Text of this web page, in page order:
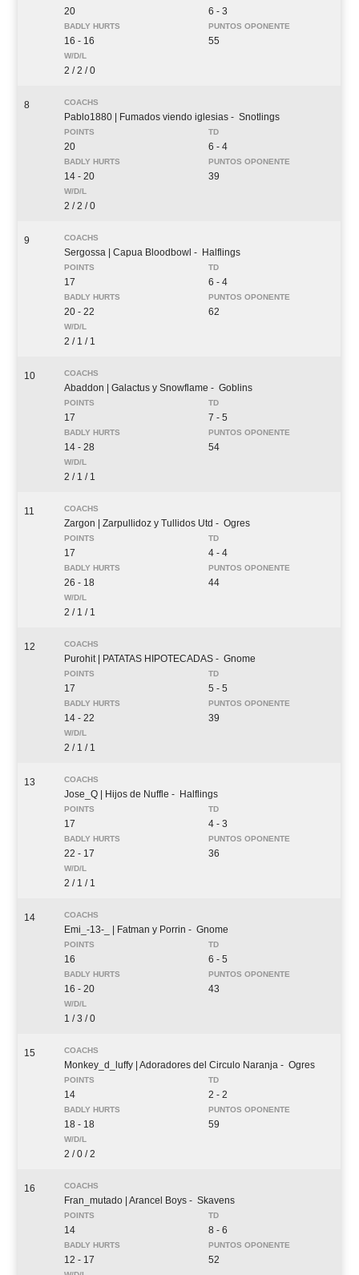
20 6 - 3
16 - 16 55
2 / 2 / 0
8
Pablo1880 | Fumados viendo iglesias - Snotlings
20 6 - 4
14 - 20 39
2 / 2 / 0
9
Sergossa | Capua Bloodbowl - Halflings
17 6 - 4
20 - 22 62
2 / 1 / 1
10
Abaddon | Galactus y Snowflame - Goblins
17 7 - 5
14 - 28 54
2 / 1 / 1
11
Zargon | Zarpullidoz y Tullidos Utd - Ogres
17 4 - 4
26 - 18 44
2 / 1 / 1
12
Purohit| PATATAS HIPOTECADAS - Gnome
17 5 - 5
14 - 22 39
2 / 1 / 1
13
Jose_Q | Hijos de Nuffle - Halflings
17 4 - 3
22 - 17 36
2 / 1 / 1
14
Emi_-13-_
| Fatman y Porrin - Gnome
16 6 - 5
16 - 20 43
1 / 3 / 0
15
Monkey_d_luffy | Adoradores del Circulo Naranja - Ogres
14 2 - 2
18 - 18 59
2 / 0 / 2
16
Fran_mutado | Arancel Boys - Skavens
14 8 - 6
12 - 17 52